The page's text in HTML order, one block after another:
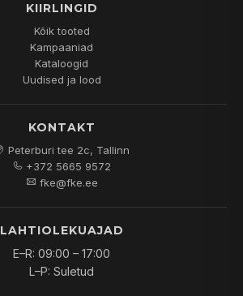
KIIRLINGID
Kõik tooted
Kampaaniad
Kataloogid
Uudised ja lood
KONTAKT
Peterburi tee 2c, Tallinn
+372 5665 9572
fke@fke.ee
LAHTIOLEKUAJAD
E–R: 09:00 – 17:00
L–P: Suletud